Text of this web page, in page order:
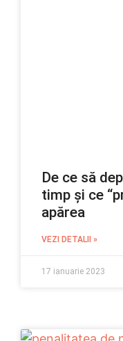
De ce să
timp și ce
apărea
VEZI DETALII »
17 ianuarie 2023